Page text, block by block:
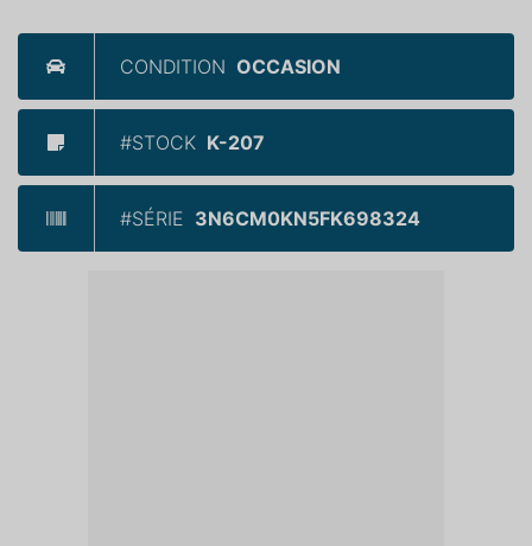
CONDITION OCCASION
#STOCK K-207
#SÉRIE 3N6CM0KN5FK698324